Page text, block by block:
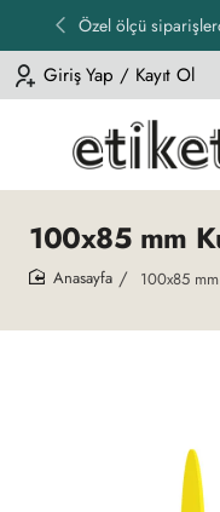
Özel ölçü
Giriş Yap / Kayıt Ol
100x85 mm
100x85